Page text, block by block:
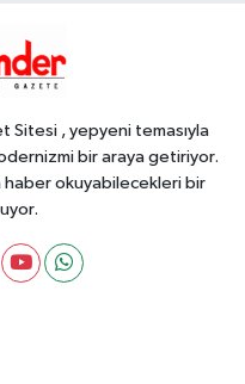
Sitesi , yepyeni temasıyla
bir araya getiriyor.
haber okuyabilecekleri bir